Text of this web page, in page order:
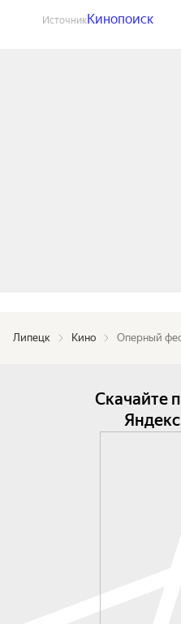
ИсточникКинопоиск
Липецк Кино Оперный
Скачайте